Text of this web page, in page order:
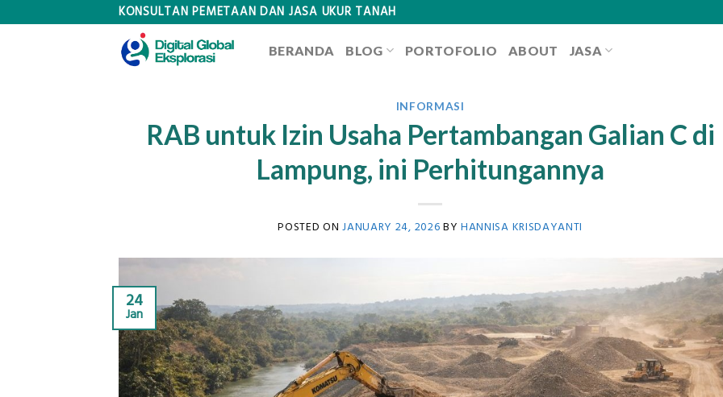
KONSULTAN PEMETAAN DAN JASA UKUR TANAH
BERANDA BLOG PORTOFOLIO ABOUT JASA
INFORMASI
RAB untuk Izin Usaha Pertambangan Galian C di
Lampung, ini Perhitungannya
POSTED ONJANUARY 24, 2026 BYHANNISA KRISDAYANTI
24
Jan